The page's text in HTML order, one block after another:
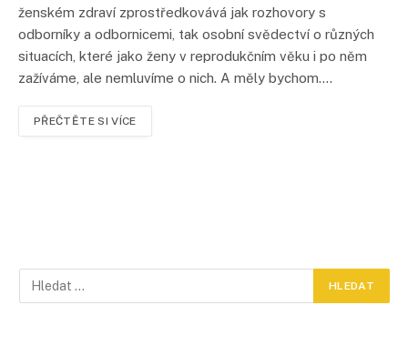
ženském zdraví zprostředkovává jak rozhovory s
odborníky a odbornicemi, tak osobní svědectví o různých
situacích, které jako ženy v reprodukčním věku i po něm
zažíváme, ale nemluvíme o nich. A měly bychom.…
PŘEČTĚTE SI VÍCE